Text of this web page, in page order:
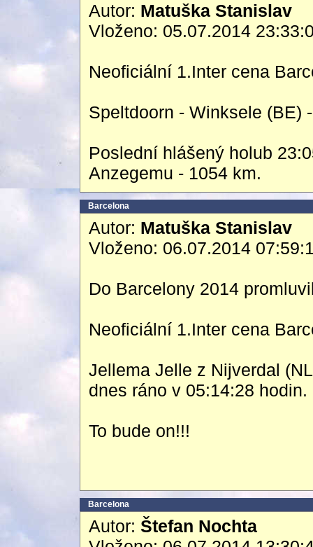
Autor: Matuška Stanislav
Vloženo: 05.07.2014
Neoficiální 1.Inter cena
Speltdoorn - Winksele (BE)
Poslední hlášený holub
Anzegemu - 1054 km.
Barcelona
Autor: Matuška Stanislav
Vloženo: 06.07.2014
Do Barcelony 2014
Neoficiální 1.Inter cena
Jellema Jelle z Nijverdal
dnes ráno v 05:14:28
To bude on!!!
Barcelona
Autor: Štefan Nochta